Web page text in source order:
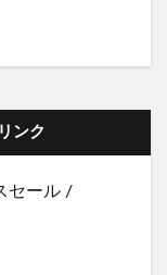
ンク
セール /